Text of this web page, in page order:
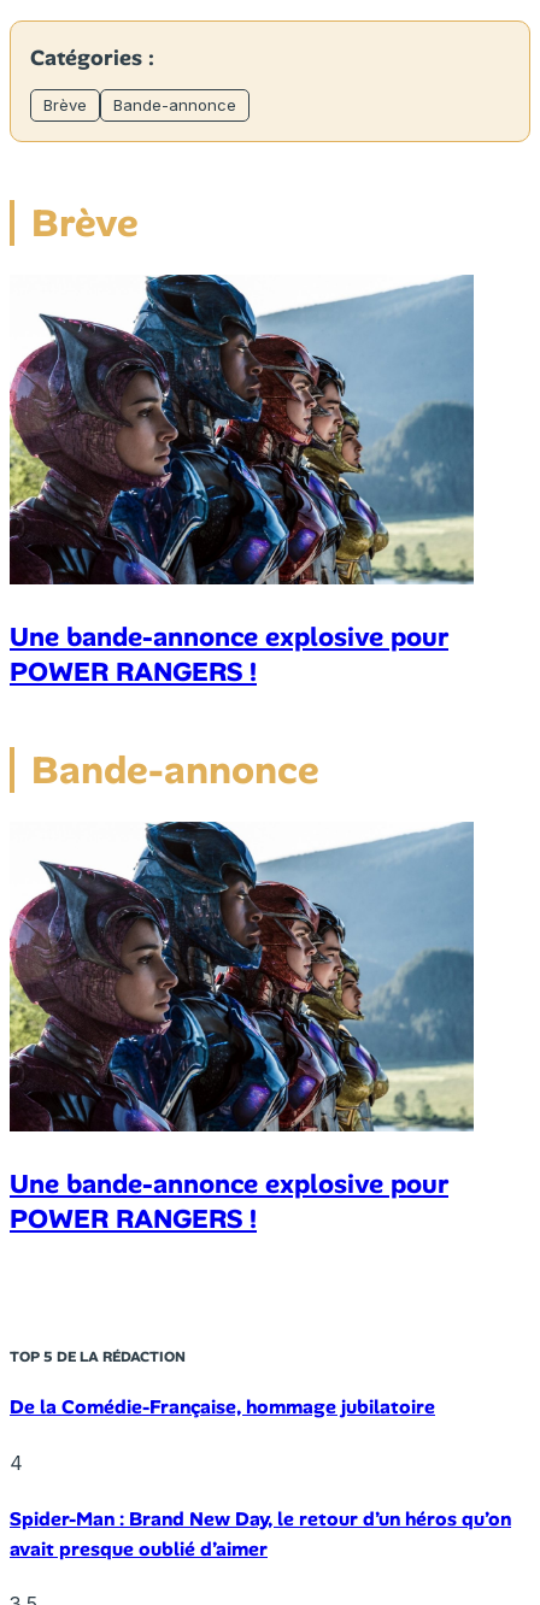
Catégories :
Brève Bande-annonce
Brève
Une bande-annonce explosive pour
POWER RANGERS !
Bande-annonce
Une bande-annonce explosive pour
POWER RANGERS !
TOP 5 DE LA RÉDACTION
De la Comédie-Française, hommage jubilatoire
4
Spider-Man : Brand New Day, le retour d’un héros qu’on
avait presque oublié d’aimer